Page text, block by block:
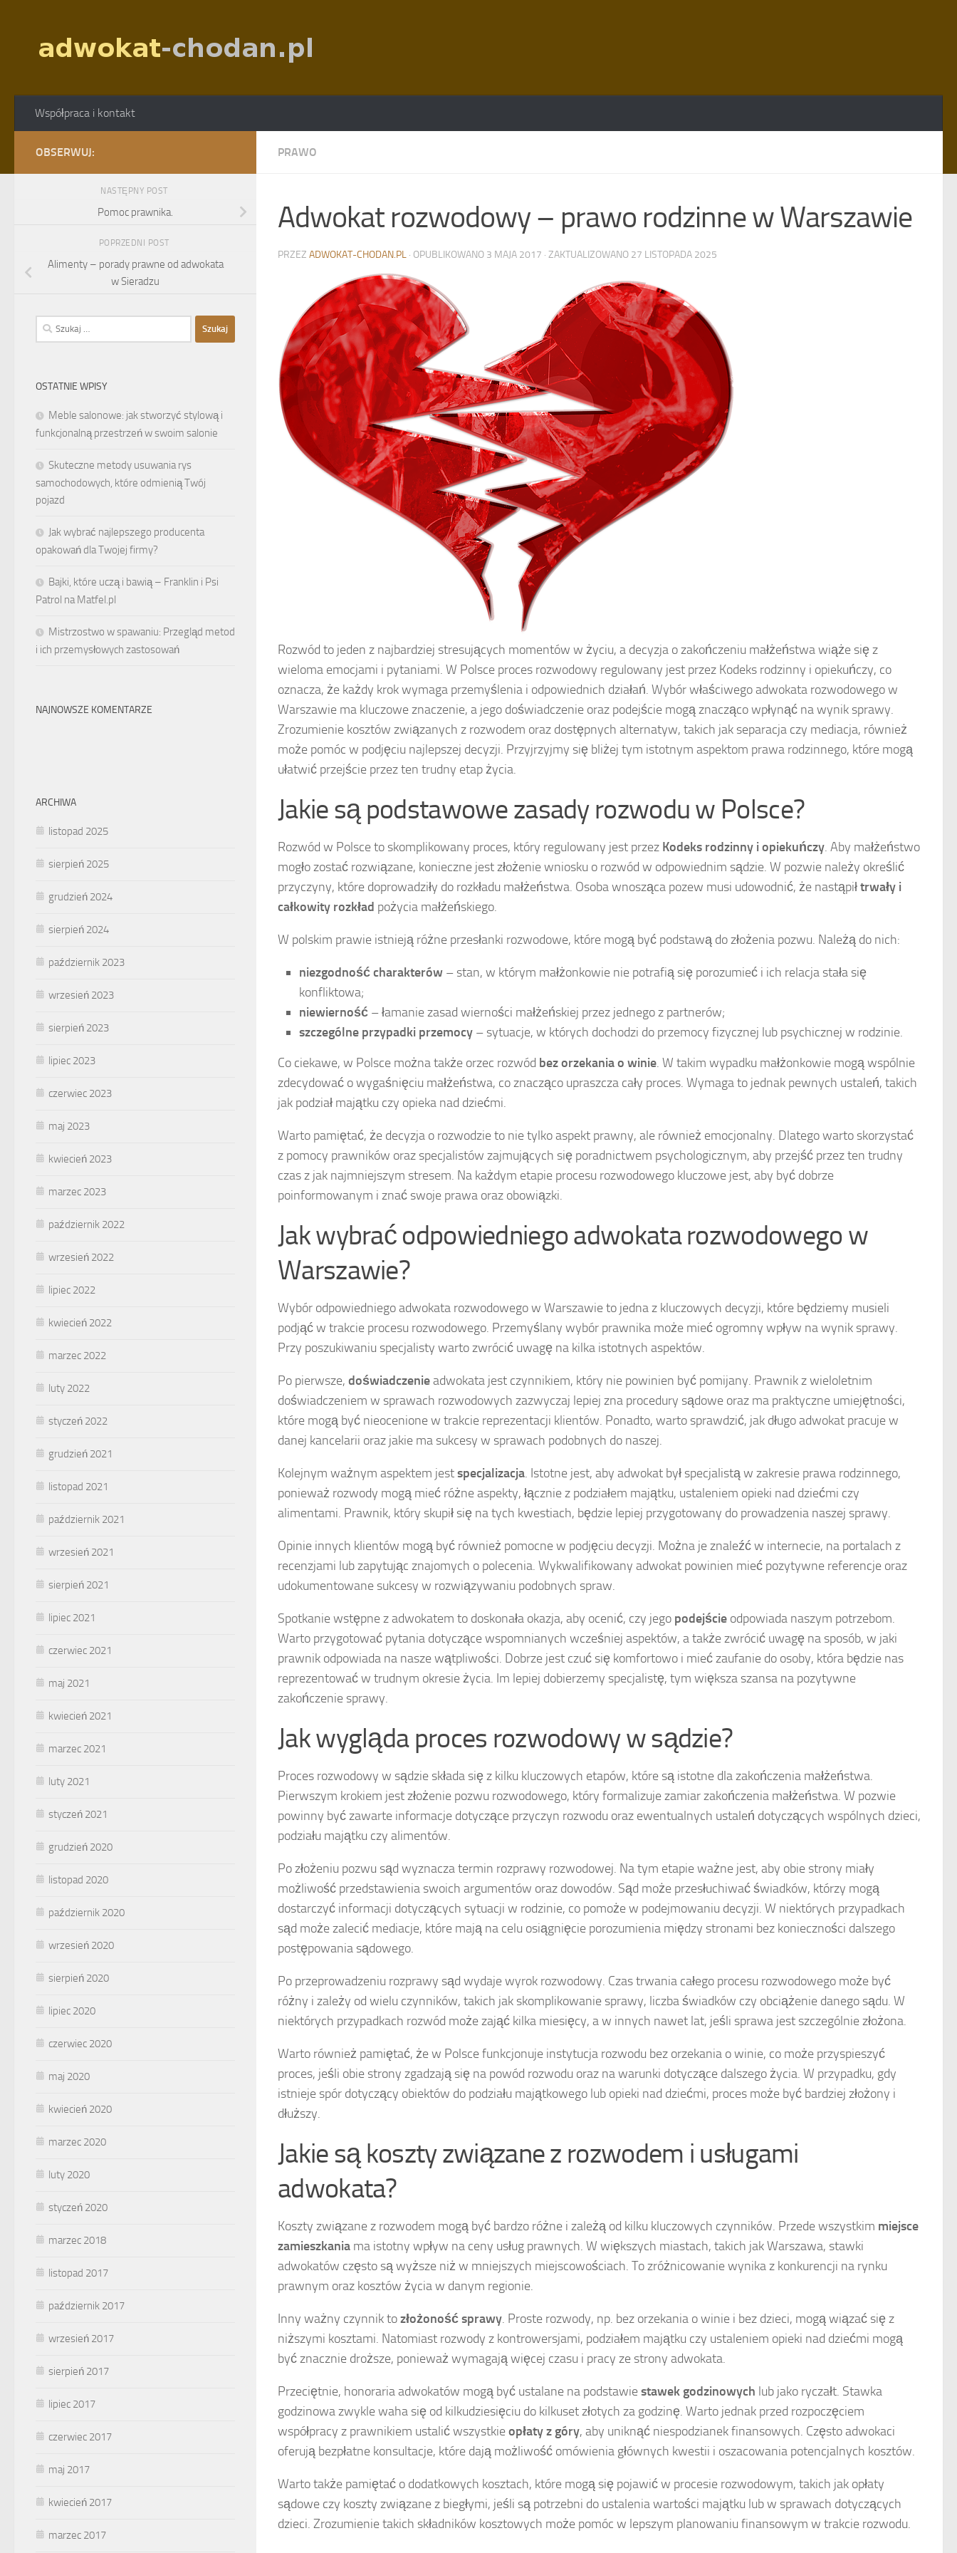
Współpraca i kontakt
PRAWO
Adwokat rozwodowy – prawo rodzinne w Warszawie
PRZEZ ADWOKAT-CHODAN.PL · OPUBLIKOWANO 3 MAJA 2017 · ZAKTUALIZOWANO 27 LISTOPADA 2025
Rozwód to jeden z najbardziej stresujących momentów w życiu, a decyzja o zakończeniu małżeństwa wiąże się z
wieloma emocjami i pytaniami. W Polsce proces rozwodowy regulowany jest przez Kodeks rodzinny i opiekuńczy, co
oznacza, że każdy krok wymaga przemyślenia i odpowiednich działań. Wybór właściwego adwokata rozwodowego w
Warszawie ma kluczowe znaczenie, a jego doświadczenie oraz podejście mogą znacząco wpłynąć na wynik sprawy.
Zrozumienie kosztów związanych z rozwodem oraz dostępnych alternatyw, takich jak separacja czy mediacja, również
może pomóc w podjęciu najlepszej decyzji. Przyjrzyjmy się bliżej tym istotnym aspektom prawa rodzinnego, które mogą
ułatwić przejście przez ten trudny etap życia.
Jakie są podstawowe zasady rozwodu w Polsce?
Rozwód w Polsce to skomplikowany proces, który regulowany jest przez Kodeks rodzinny i opiekuńczy. Aby małżeństwo
mogło zostać rozwiązane, konieczne jest złożenie wniosku o rozwód w odpowiednim sądzie. W pozwie należy określić
przyczyny, które doprowadziły do rozkładu małżeństwa. Osoba wnosząca pozew musi udowodnić, że nastąpiłtrwały i
całkowity rozkład pożycia małżeńskiego.
W polskim prawie istnieją różne przesłanki rozwodowe, które mogą być podstawą do złożenia pozwu. Należą do nich:
niezgodność charakterów – stan, w którym małżonkowie nie potrafią się porozumieć i ich relacja stała się
konfliktowa;
niewierność – łamanie zasad wierności małżeńskiej przez jednego z partnerów;
szczególne przypadki przemocy – sytuacje, w których dochodzi do przemocy fizycznej lub psychicznej w rodzinie.
Co ciekawe, w Polsce można także orzec rozwód bez orzekania o winie. W takim wypadku małżonkowie mogą wspólnie
zdecydować o wygaśnięciu małżeństwa, co znacząco upraszcza cały proces. Wymaga to jednak pewnych ustaleń, takich
jak podział majątku czy opieka nad dziećmi.
Warto pamiętać, że decyzja o rozwodzie to nie tylko aspekt prawny, ale również emocjonalny. Dlatego warto skorzystać
z pomocy prawników oraz specjalistów zajmujących się poradnictwem psychologicznym, aby przejść przez ten trudny
czas z jak najmniejszym stresem. Na każdym etapie procesu rozwodowego kluczowe jest, aby być dobrze
poinformowanym i znać swoje prawa oraz obowiązki.
Jak wybrać odpowiedniego adwokata rozwodowego w
Warszawie?
Wybór odpowiedniego adwokata rozwodowego w Warszawie to jedna z kluczowych decyzji, które będziemy musieli
podjąć w trakcie procesu rozwodowego. Przemyślany wybór prawnika może mieć ogromny wpływ na wynik sprawy.
Przy poszukiwaniu specjalisty warto zwrócić uwagę na kilka istotnych aspektów.
Po pierwsze, doświadczenieadwokata jest czynnikiem, który nie powinien być pomijany. Prawnik z wieloletnim
doświadczeniem w sprawach rozwodowych zazwyczaj lepiej zna procedury sądowe oraz ma praktyczne umiejętności,
które mogą być nieocenione w trakcie reprezentacji klientów. Ponadto, warto sprawdzić, jak długo adwokat pracuje w
danej kancelarii oraz jakie ma sukcesy w sprawach podobnych do naszej.
Kolejnym ważnym aspektem jestspecjalizacja. Istotne jest, aby adwokat był specjalistą w zakresie prawa rodzinnego,
ponieważ rozwody mogą mieć różne aspekty, łącznie z podziałem majątku, ustaleniem opieki nad dziećmi czy
alimentami. Prawnik, który skupił się na tych kwestiach, będzie lepiej przygotowany do prowadzenia naszej sprawy.
Opinie innych klientów mogą być również pomocne w podjęciu decyzji. Można je znaleźć w internecie, na portalach z
recenzjami lub zapytując znajomych o polecenia. Wykwalifikowany adwokat powinien mieć pozytywne referencje oraz
udokumentowane sukcesy w rozwiązywaniu podobnych spraw.
Spotkanie wstępne z adwokatem to doskonała okazja, aby ocenić, czy jego podejście odpowiada naszym potrzebom.
Warto przygotować pytania dotyczące wspomnianych wcześniej aspektów, a także zwrócić uwagę na sposób, w jaki
prawnik odpowiada na nasze wątpliwości. Dobrze jest czuć się komfortowo i mieć zaufanie do osoby, która będzie nas
reprezentować w trudnym okresie życia. Im lepiej dobierzemy specjalistę, tym większa szansa na pozytywne
zakończenie sprawy.
Jak wygląda proces rozwodowy w sądzie?
Proces rozwodowy w sądzie składa się z kilku kluczowych etapów, które są istotne dla zakończenia małżeństwa.
Pierwszym krokiem jest złożenie pozwu rozwodowego, który formalizuje zamiar zakończenia małżeństwa. W pozwie
powinny być zawarte informacje dotyczące przyczyn rozwodu oraz ewentualnych ustaleń dotyczących wspólnych dzieci,
podziału majątku czy alimentów.
Po złożeniu pozwu sąd wyznacza termin rozprawy rozwodowej. Na tym etapie ważne jest, aby obie strony miały
możliwość przedstawienia swoich argumentów oraz dowodów. Sąd może przesłuchiwać świadków, którzy mogą
dostarczyć informacji dotyczących sytuacji w rodzinie, co pomoże w podejmowaniu decyzji. W niektórych przypadkach
sąd może zalecić mediacje, które mają na celu osiągnięcie porozumienia między stronami bez konieczności dalszego
postępowania sądowego.
Po przeprowadzeniu rozprawy sąd wydaje wyrok rozwodowy. Czas trwania całego procesu rozwodowego może być
różny i zależy od wielu czynników, takich jak skomplikowanie sprawy, liczba świadków czy obciążenie danego sądu. W
niektórych przypadkach rozwód może zająć kilka miesięcy, a w innych nawet lat, jeśli sprawa jest szczególnie złożona.
Warto również pamiętać, że w Polsce funkcjonuje instytucja rozwodu bez orzekania o winie, co może przyspieszyć
proces, jeśli obie strony zgadzają się na powód rozwodu oraz na warunki dotyczące dalszego życia. W przypadku, gdy
istnieje spór dotyczący obiektów do podziału majątkowego lub opieki nad dziećmi, proces może być bardziej złożony i
dłuższy.
Jakie są koszty związane z rozwodem i usługami
adwokata?
Koszty związane z rozwodem mogą być bardzo różne i zależą od kilku kluczowych czynników. Przede wszystkim miejsce
zamieszkania ma istotny wpływ na ceny usług prawnych. W większych miastach, takich jak Warszawa, stawki
adwokatów często są wyższe niż w mniejszych miejscowościach. To zróżnicowanie wynika z konkurencji na rynku
prawnym oraz kosztów życia w danym regionie.
Inny ważny czynnik tozłożoność sprawy. Proste rozwody, np. bez orzekania o winie i bez dzieci, mogą wiązać się z
niższymi kosztami. Natomiast rozwody z kontrowersjami, podziałem majątku czy ustaleniem opieki nad dziećmi mogą
być znacznie droższe, ponieważ wymagają więcej czasu i pracy ze strony adwokata.
Przeciętnie, honoraria adwokatów mogą być ustalane na podstawiestawek godzinowych lub jako ryczałt. Stawka
godzinowa zwykle waha się od kilkudziesięciu do kilkuset złotych za godzinę. Warto jednak przed rozpoczęciem
współpracy z prawnikiem ustalić wszystkieopłaty z góry, aby uniknąć niespodzianek finansowych. Często adwokaci
oferują bezpłatne konsultacje, które dają możliwość omówienia głównych kwestii i oszacowania potencjalnych kosztów.
Warto także pamiętać o dodatkowych kosztach, które mogą się pojawić w procesie rozwodowym, takich jak opłaty
sądowe czy koszty związane z biegłymi, jeśli są potrzebni do ustalenia wartości majątku lub w sprawach dotyczących
dzieci. Zrozumienie takich składników kosztowych może pomóc w lepszym planowaniu finansowym w trakcie rozwodu.
OBSERWUJ:
NASTĘPNY POST
Pomoc prawnika.
POPRZEDNI POST
Alimenty – porady prawne od adwokata
w Sieradzu
Szukaj:
OSTATNIE WPISY
Meble salonowe: jak stworzyć stylową i
funkcjonalną przestrzeń w swoim salonie
Skuteczne metody usuwania rys
samochodowych, które odmienią Twój
pojazd
Jak wybrać najlepszego producenta
opakowań dla Twojej firmy?
Bajki, które uczą i bawią – Franklin i Psi
Patrol na Matfel.pl
Mistrzostwo w spawaniu: Przegląd metod
i ich przemysłowych zastosowań
NAJNOWSZE KOMENTARZE
ARCHIWA
listopad 2025
sierpień 2025
grudzień 2024
sierpień 2024
październik 2023
wrzesień 2023
sierpień 2023
lipiec 2023
czerwiec 2023
maj 2023
kwiecień 2023
marzec 2023
październik 2022
wrzesień 2022
lipiec 2022
kwiecień 2022
marzec 2022
luty 2022
styczeń 2022
grudzień 2021
listopad 2021
październik 2021
wrzesień 2021
sierpień 2021
lipiec 2021
czerwiec 2021
maj 2021
kwiecień 2021
marzec 2021
luty 2021
styczeń 2021
grudzień 2020
listopad 2020
październik 2020
wrzesień 2020
sierpień 2020
lipiec 2020
czerwiec 2020
maj 2020
kwiecień 2020
marzec 2020
luty 2020
styczeń 2020
marzec 2018
listopad 2017
październik 2017
wrzesień 2017
sierpień 2017
lipiec 2017
czerwiec 2017
maj 2017
kwiecień 2017
marzec 2017